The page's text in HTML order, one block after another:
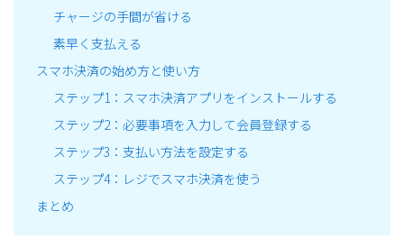
チャージの手間が省ける
素早く支払える
スマホ決済の始め方と使い方
ステップ1：スマホ決済アプリをインストールする
ステップ2：必要事項を入力して会員登録する
ステップ3：支払い方法を設定する
ステップ4：レジでスマホ決済を使う
まとめ